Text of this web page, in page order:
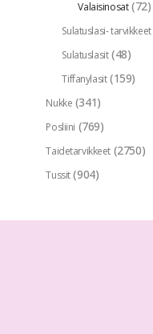
Valaisinosat (72)
Sulatuslasi- tarvikkeet
Sulatuslasit (48)
Tiffanylasit (159)
Nukke (341)
Posliini (769)
Taidetarvikkeet (2750)
Tussit (904)